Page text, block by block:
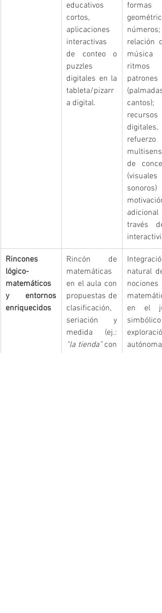
educativos
cortos,
aplicaciones
interactivas
de conteo o
puzzles
digitales en la
tableta/pizarr
a digital.
formas
números;
relación
ritmos
patrones
(palmadas,
cantos);
recursos
digitales,
refuerzo
de
motivación
través
Rincones
lógico-
matemáticos
y entornos
enriquecidos
Rincón de
matemáticas
en el aula con
propuestas de
clasificación,
seriación y
“la tienda” con
Integración
natural
nociones
en el
simbólico
exploración
autónoma.